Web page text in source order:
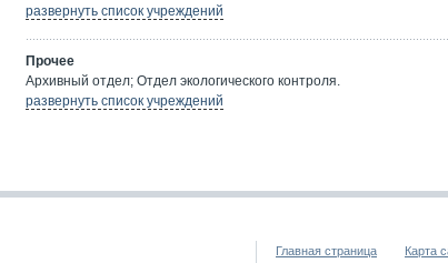
развернуть список учреждений
Прочее
Архивный отдел; Отдел экологического контроля.
развернуть список учреждений
Главная страница Карта